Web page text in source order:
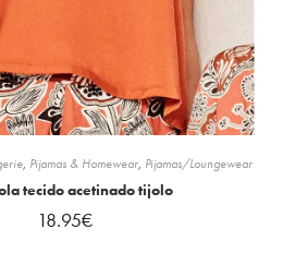
, Pijamas & Homewear, Pijamas/Loungewear
tecido acetinado tijolo
18.95€